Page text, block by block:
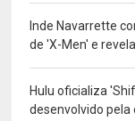
Inde Navarrette
de 'X-Men' e
Hulu oficializa
desenvolvido pela